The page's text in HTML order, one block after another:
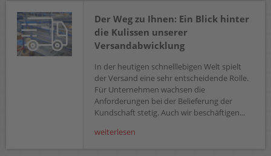
Der Weg zu Ihnen: Ein Blick hinter
die Kulissen unserer
Versandabwicklung
In der heutigen schnelllebigen Welt spielt
der Versand eine sehr entscheidende Rolle.
Für Unternehmen wachsen die
Anforderungen bei der Belieferung der
Kundschaft stetig. Auch wir beschäftigen...
weiterlesen